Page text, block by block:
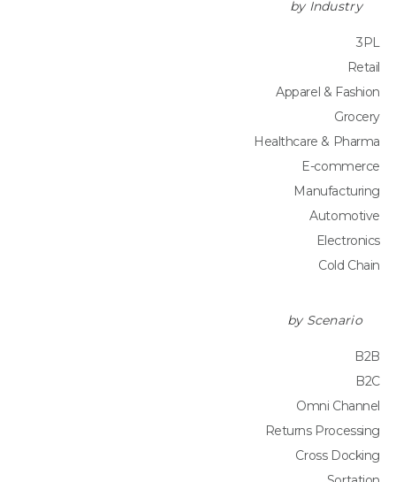
by Industry
3PL
Retail
Apparel & Fashion
Grocery
Healthcare & Pharma
E-commerce
Manufacturing
Automotive
Electronics
Cold Chain
by Scenario
B2B
B2C
Omni Channel
Returns Processing
Cross Docking